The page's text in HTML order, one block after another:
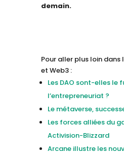
demain.
Pour aller plus loin dans
et Web3 :
Les DAO sont-elles le
l’entrepreneuriat ?
Le métaverse,
Les forces alliées du
Activision-Blizzard
Arcane illustre les